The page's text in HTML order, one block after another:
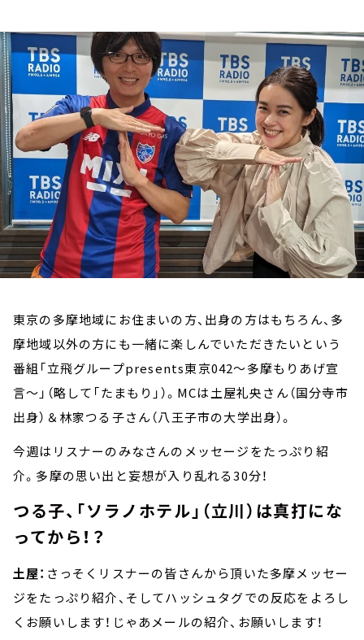
お知らせ
イベント・グッズ
YouTube
会社情報
東京の多摩地域にお住まいの方、出身の方はもちろん、多
摩地域以外の方にも一緒に楽しんでいただきたいという
番組「立飛グループpresents東京042～多摩もりあげ宣
言～」（略して「たまもり」）。MCは土屋礼央さん（国分寺市
出身）＆林家つる子さん（八王子市の大学出身）。
今週はリスナーのみなさんのメッセージをたっぷり紹
介。多摩の思い出と妄想が入り乱れる30分！
つる子、「ソラノホテル」（立川）は真打にな
ってから！？
土屋： さっそくリスナーの皆さんから頂いた多摩メッセー
ジをたっぷり紹介、そしてハッシュタグでの反応をよろし
くお願いします！じゃあメールの紹介、お願いします！